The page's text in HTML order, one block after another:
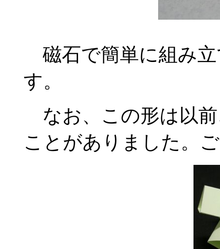
磁石で簡単に組み
す。
なお、この形は以前
ことがありました。